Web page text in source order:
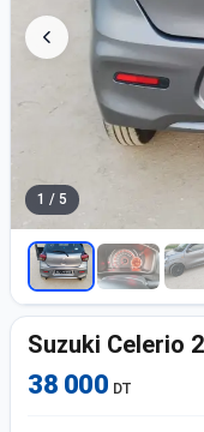
1 / 5
Suzuki Celerio
38 000 DT